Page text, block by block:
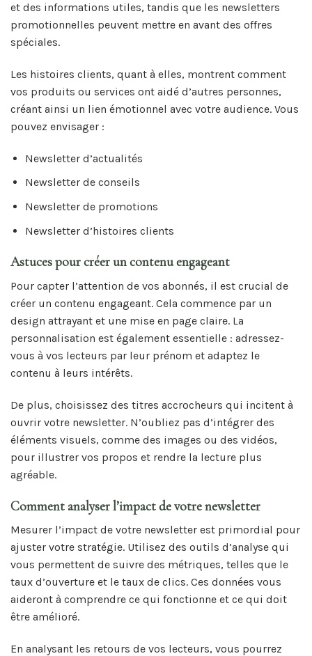
et des informations utiles, tandis que les newsletters
promotionnelles peuvent mettre en avant des offres
spéciales.
Les histoires clients, quant à elles, montrent comment
vos produits ou services ont aidé d’autres personnes,
créant ainsi un lien émotionnel avec votre audience. Vous
pouvez envisager :
Newsletter d’actualités
Newsletter de conseils
Newsletter de promotions
Newsletter d’histoires clients
Astuces pour créer un contenu engageant
Pour capter l’attention de vos abonnés, il est crucial de
créer un contenu engageant. Cela commence par un
design attrayant et une mise en page claire. La
personnalisation est également essentielle : adressez-
vous à vos lecteurs par leur prénom et adaptez le
contenu à leurs intérêts.
De plus, choisissez des titres accrocheurs qui incitent à
ouvrir votre newsletter. N’oubliez pas d’intégrer des
éléments visuels, comme des images ou des vidéos,
pour illustrer vos propos et rendre la lecture plus
agréable.
Comment analyser l’impact de votre newsletter
Mesurer l’impact de votre newsletter est primordial pour
ajuster votre stratégie. Utilisez des outils d’analyse qui
vous permettent de suivre des métriques, telles que le
taux d’ouverture et le taux de clics. Ces données vous
aideront à comprendre ce qui fonctionne et ce qui doit
être amélioré.
En analysant les retours de vos lecteurs, vous pourrez